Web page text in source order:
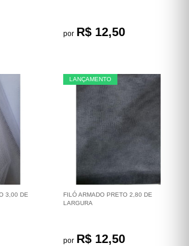
por R$ 12,50
3,00 DE
LANÇAMENTO
FILÓ ARMADO PRETO 2,80 DE
LARGURA
por R$ 12,50